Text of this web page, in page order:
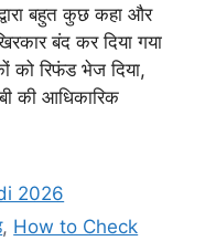
बहुत कुछ कहा और
बंद कर दिया गया
को रिफंड भेज दिया,
की आधिकारिक
2026
, How to Check